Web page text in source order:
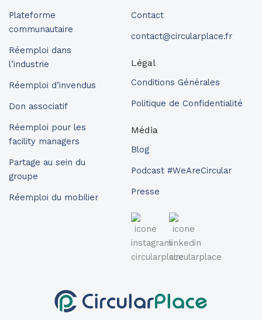
Plateforme
communautaire
Réemploi dans
l’industrie
Réemploi d’invendus
Don associatif
Réemploi pour les
facility managers
Partage au sein du
groupe
Réemploi du mobilier
Contact
contact@circularplace.fr
Légal
Conditions Générales
Politique de Confidentialité
Média
Blog
Podcast #WeAreCircular
Presse